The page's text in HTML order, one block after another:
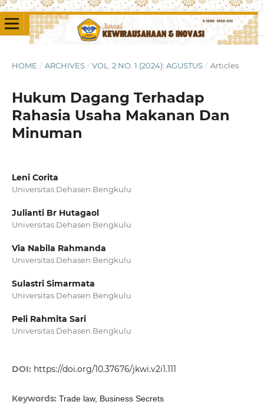
HOME / ARCHIVES / VOL. 2 NO. 1 (2024): AGUSTUS / Articles
Hukum Dagang Terhadap
Rahasia Usaha Makanan Dan
Minuman
Leni Corita
Universitas Dehasen Bengkulu
Julianti Br Hutagaol
Universitas Dehasen Bengkulu
Via Nabila Rahmanda
Universitas Dehasen Bengkulu
Sulastri Simarmata
Universitas Dehasen Bengkulu
Peli Rahmita Sari
Universitas Dehasen Bengkulu
DOI: https://doi.org/10.37676/jkwi.v2i1.111
Keywords: Trade law, Business Secrets